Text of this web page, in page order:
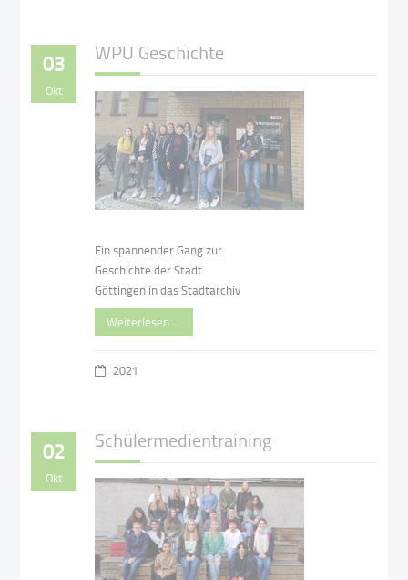
03
Okt
WPU Geschichte
Ein spannender Gang zur
Geschichte der Stadt
Göttingen in das Stadtarchiv
Weiterlesen …
2021
02
Okt
Schülermedientraining